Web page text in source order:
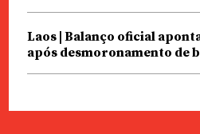
Laos | Balanço oficial
após desmoronamento de